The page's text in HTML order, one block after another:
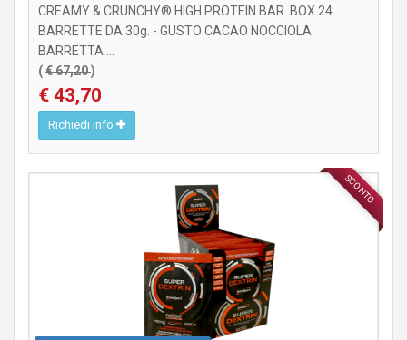
CREAMY & CRUNCHY® HIGH PROTEIN BAR. BOX 24
BARRETTE DA 30g. - GUSTO CACAO NOCCIOLA
BARRETTA ...
(€ 67,20)
€ 43,70
Richiedi info
SCONTO
INTEGRATORI